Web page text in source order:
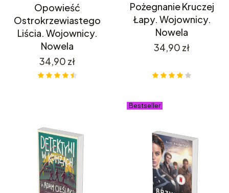
Opowieść
Ostrokrzewiastego
Liścia. Wojownicy.
Nowela
Cena
34,90 zł
Pożegnanie Kruczej
Łapy. Wojownicy.
Nowela
Cena
34,90 zł
Bestseller